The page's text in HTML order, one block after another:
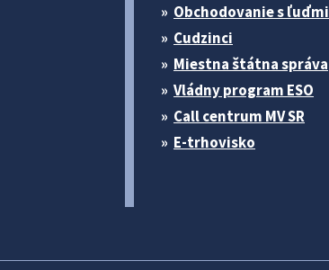
Obchodovanie s ľuďmi
Cudzinci
Miestna štátna správa
Vládny program ESO
Call centrum MV SR
E-trhovisko